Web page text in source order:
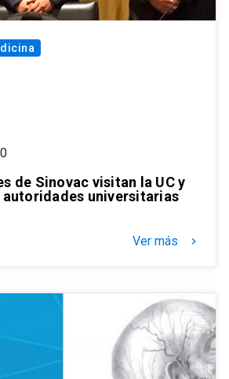
de Sinovac visitan la UC y
autoridades universitarias
Ver más keyboard_arrow_right